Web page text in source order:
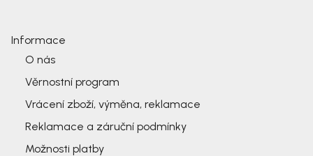
Informace
O nás
Věrnostní program
Vrácení zboží, výměna, reklamace
Reklamace a záruční podmínky
Možnosti platby